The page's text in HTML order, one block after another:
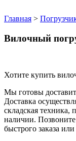
Главная >
Вилочный
Хотите купить
Мы готовы
Доставка
складская техника,
наличии.
быстрого заказа